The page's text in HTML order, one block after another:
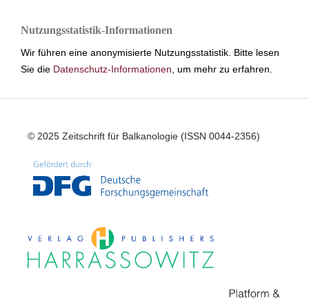
Nutzungsstatistik-Informationen
Wir führen eine anonymisierte Nutzungsstatistik. Bitte lesen
Sie die Datenschutz-Informationen, um mehr zu erfahren.
© 2025 Zeitschrift für Balkanologie (ISSN 0044-2356)